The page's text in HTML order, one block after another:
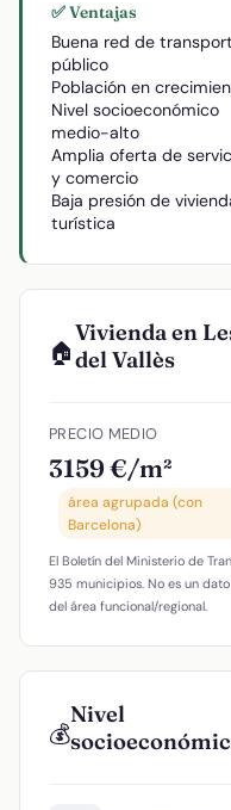
✅ Ventajas
Buena red de
público
Población en
Nivel socioeconómico
medio-alto
Amplia oferta de
y comercio
Baja presión de
turística
🏠
Vivienda en
del Vallès
PRECIO MEDIO
3159 €/m²
área agrupada (con
Barcelona)
El Boletín del Ministerio de
935 municipios. No es un
del área funcional/regional.
💰
Nivel